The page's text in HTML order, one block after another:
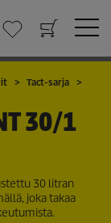
Tact-sarja
30/1
30 litran
joka takaa